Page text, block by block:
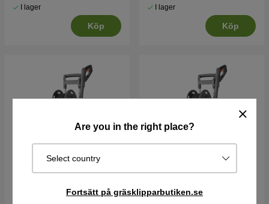
Are you in the right place?
Select country
Fortsätt på gräsklipparbutiken.se
I lager
Köp
I lager
Köp
Husqvarna PW 480
Husqvarna PW 490